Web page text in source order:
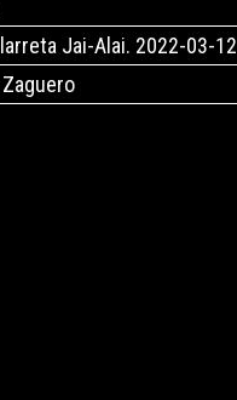
Jai-Alai. 2022-03-12